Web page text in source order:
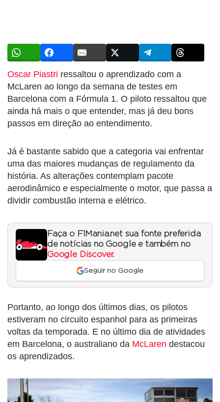
Oscar Piastri ressaltou o aprendizado com a
McLaren ao longo da semana de testes em
Barcelona com a Fórmula 1. O piloto ressaltou que
ainda há mais o que entender, mas já deu bons
passos em direção ao entendimento.
Já é bastante sabido que a categoria vai enfrentar
uma das maiores mudanças de regulamento da
história. As alterações contemplam pacote
aerodinâmico e especialmente o motor, que passa a
dividir combustão interna e elétrico.
Faça o F1Mania.net sua fonte preferida
de notícias no Google e também no
Google Discover.
Seguir no Google
Portanto, ao longo dos últimos dias, os pilotos
estiveram no circuito espanhol para as primeiras
voltas da temporada. E no último dia de atividades
em Barcelona, o australiano da McLaren destacou
os aprendizados.